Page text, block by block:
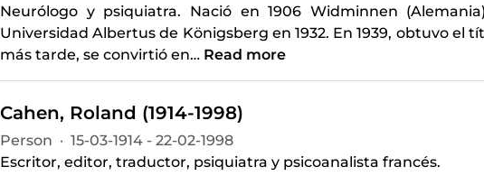
Neurólogo y psiquiatra. Nació en 1906 Widminnen
Universidad Albertus de Königsberg en 1932. En 1939, obtuvo el
más tarde, se convirtió en… Read more
Cahen, Roland (1914-1998)
Person · 15-03-1914 - 22-02-1998
Escritor, editor, traductor, psiquiatra y psicoanalista francés.